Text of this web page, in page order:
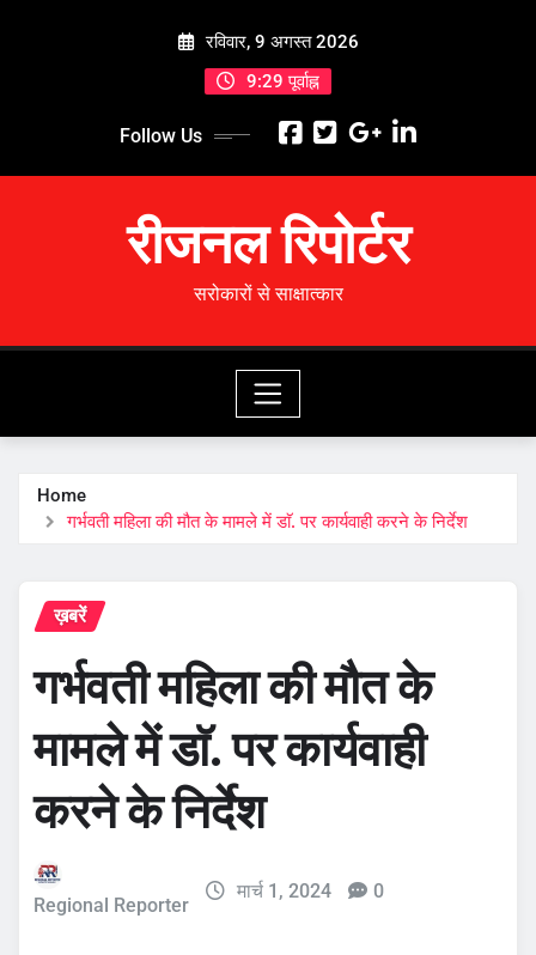
रविवार, 9 अगस्त 2026
9:29 पूर्वाह्न
Follow Us
रीजनल रिपोर्टर
सरोकारों से साक्षात्कार
Home
गर्भवती महिला की मौत के मामले में डाॅ. पर कार्यवाही करने के निर्देश
ख़बरें
गर्भवती महिला की मौत के
मामले में डाॅ. पर कार्यवाही
करने के निर्देश
Regional Reporter
मार्च 1, 2024 0